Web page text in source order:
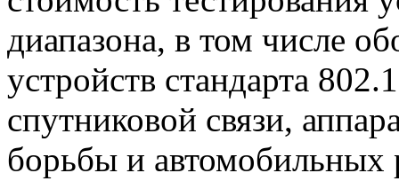
диапазона, в том числе
устройств стандарта
спутниковой связи,
борьбы и